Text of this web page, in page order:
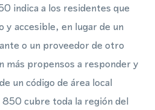
indica a los residentes que
y accesible, en lugar de un
o un proveedor de otro
más propensos a responder y
un código de área local
cubre toda la región del